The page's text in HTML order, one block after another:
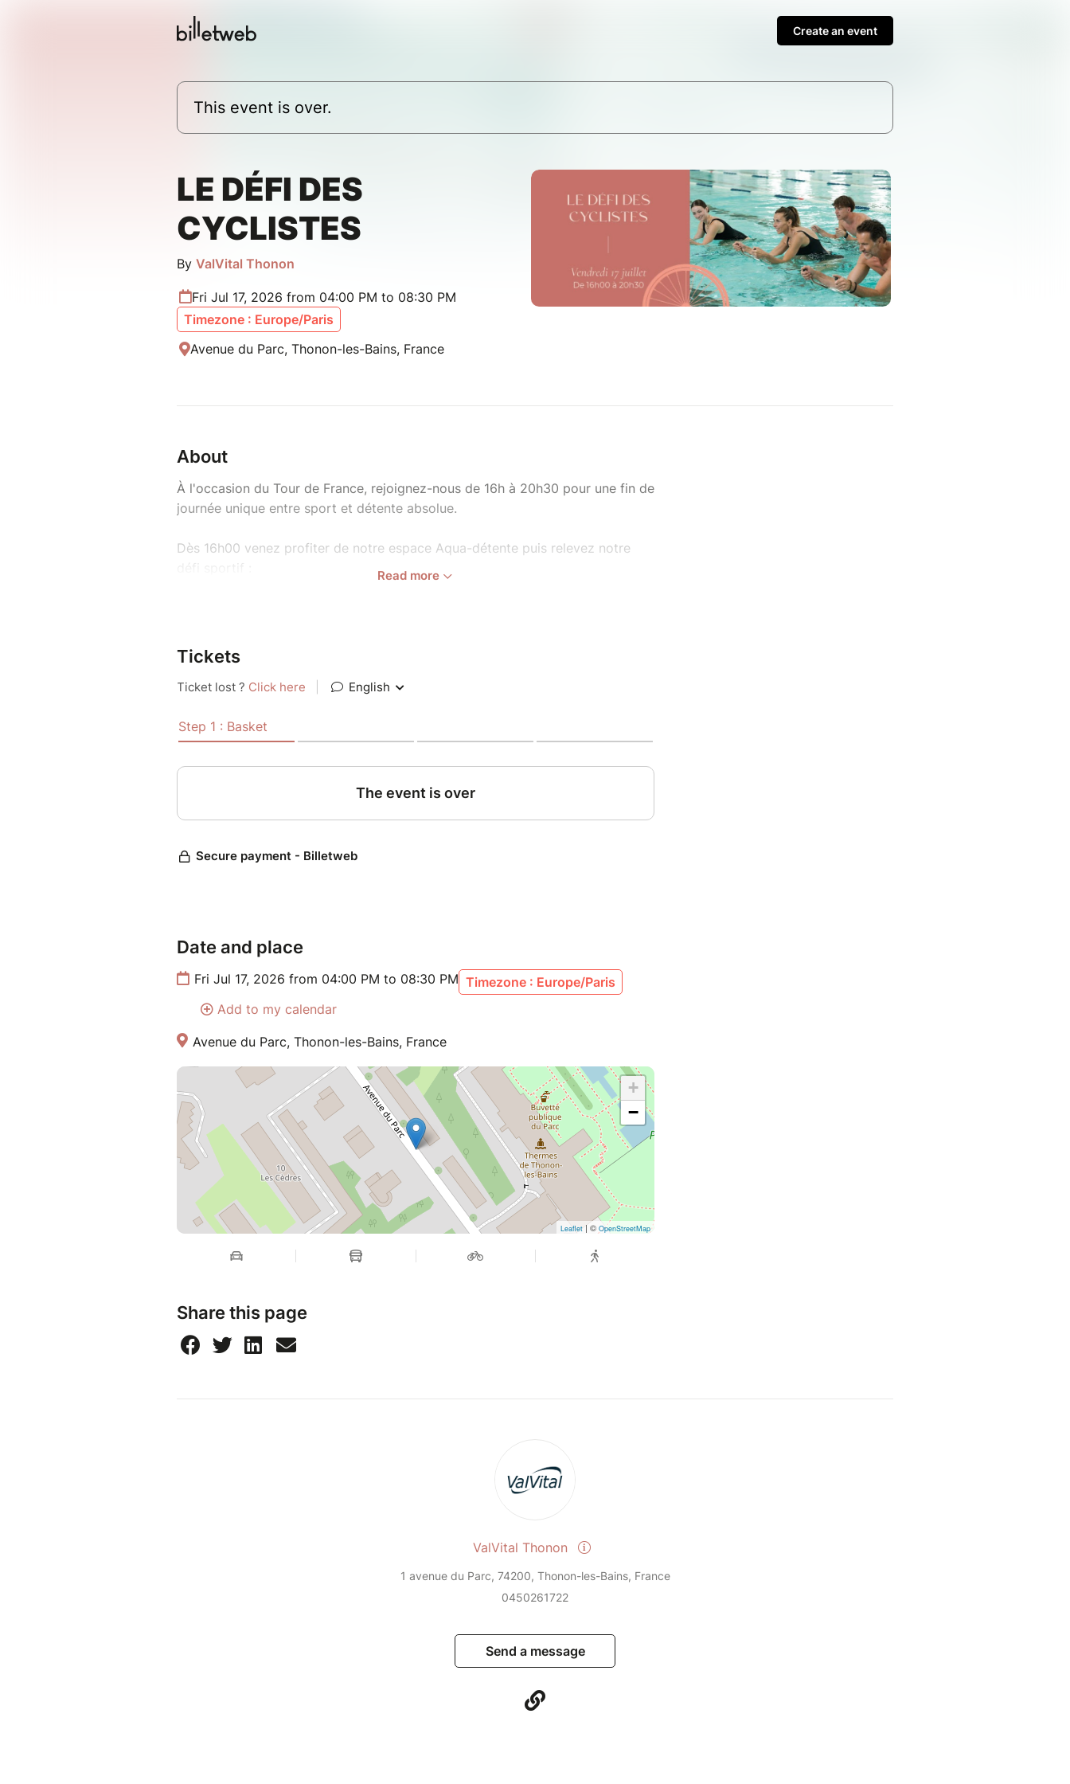
Create an event
This event is over.
LE DÉFI DES
CYCLISTES
By ValVital Thonon
Fri Jul 17, 2026 from 04:00 PM to 08:30 PM
Timezone : Europe/Paris
Avenue du Parc, Thonon-les-Bains, France
About
À l'occasion du Tour de France, rejoignez-nous de 16h à 20h30 pour une fin de
journée unique entre sport et détente absolue.
Dès 16h00 venez profiter de notre espace Aqua-détente puis relevez notre
ÉTAPE Aquabike (18h30 - 20h30) : 40 min de vélo+ douche à jet +
accès complet à l'espace Aqua-détente + ravitaillement.
Etape RPM :
Abonnés : 20 €*
Non-Abonnés : 29 €
Réservez vite votre dossard avant qu'il ne soit trop tard !
Read more
Tickets
Date and place
Fri Jul 17, 2026 from 04:00 PM to 08:30 PM Timezone : Europe/Paris
Add to my calendar
Avenue du Parc, Thonon-les-Bains, France
+
−
Leaflet | © OpenStreetMap
Share this page
ValVital Thonon
1 avenue du Parc, 74200, Thonon-les-Bains, France
0450261722
Send a message